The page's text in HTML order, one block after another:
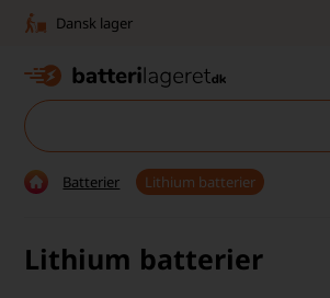
Dansk lager
30 dages returret
1040+ glade kunder
Fri fragt over 499,-
Batterier Lithium batterier
Lithium batterier